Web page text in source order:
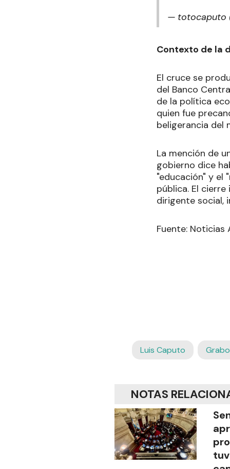
— totocaputo
Contexto de la
El cruce se
del Banco
de la política
quien fue
beligerancia del
La mención de
gobierno dice
"educación" y el
pública. El
dirigente social,
Fuente: Noticias
Luis Caputo
NOTAS